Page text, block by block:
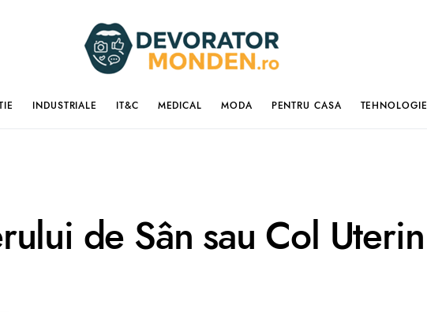
INDUSTRIALE IT&C MEDICAL MODA PENTRU CASA TEHNOLOGIE
de Sân sau Col Uterin